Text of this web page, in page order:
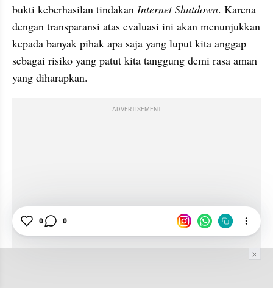
bukti keberhasilan tindakan Internet Shutdown. Karena
dengan transparansi atas evaluasi ini akan menunjukkan
kepada banyak pihak apa saja yang luput kita anggap
sebagai risiko yang patut kita tanggung demi rasa aman
yang diharapkan.
ADVERTISEMENT
0 0